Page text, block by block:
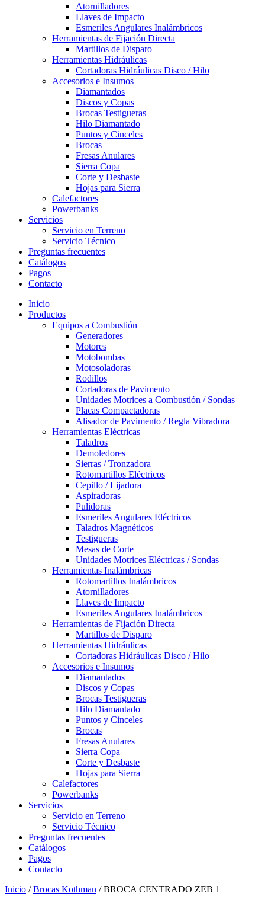
Atornilladores
Llaves de Impacto
Esmeriles Angulares Inalámbricos
Herramientas de Fijación Directa
Martillos de Disparo
Herramientas Hidráulicas
Cortadoras Hidráulicas Disco / Hilo
Accesorios e Insumos
Diamantados
Discos y Copas
Brocas Testigueras
Hilo Diamantado
Puntos y Cinceles
Brocas
Fresas Anulares
Sierra Copa
Corte y Desbaste
Hojas para Sierra
Calefactores
Powerbanks
Servicios
Servicio en Terreno
Servicio Técnico
Preguntas frecuentes
Catálogos
Pagos
Contacto
Inicio
Productos
Equipos a Combustión
Generadores
Motores
Motobombas
Motosoladoras
Rodillos
Cortadoras de Pavimento
Unidades Motrices a Combustión / Sondas
Placas Compactadoras
Alisador de Pavimento / Regla Vibradora
Herramientas Eléctricas
Taladros
Demoledores
Sierras / Tronzadora
Rotomartillos Eléctricos
Cepillo / Lijadora
Aspiradoras
Pulidoras
Esmeriles Angulares Eléctricos
Taladros Magnéticos
Testigueras
Mesas de Corte
Unidades Motrices Eléctricas / Sondas
Herramientas Inalámbricas
Rotomartillos Inalámbricos
Atornilladores
Llaves de Impacto
Esmeriles Angulares Inalámbricos
Herramientas de Fijación Directa
Martillos de Disparo
Herramientas Hidráulicas
Cortadoras Hidráulicas Disco / Hilo
Accesorios e Insumos
Diamantados
Discos y Copas
Brocas Testigueras
Hilo Diamantado
Puntos y Cinceles
Brocas
Fresas Anulares
Sierra Copa
Corte y Desbaste
Hojas para Sierra
Calefactores
Powerbanks
Servicios
Servicio en Terreno
Servicio Técnico
Preguntas frecuentes
Catálogos
Pagos
Contacto
Inicio /Brocas Kothman / BROCA CENTRADO ZEB 1